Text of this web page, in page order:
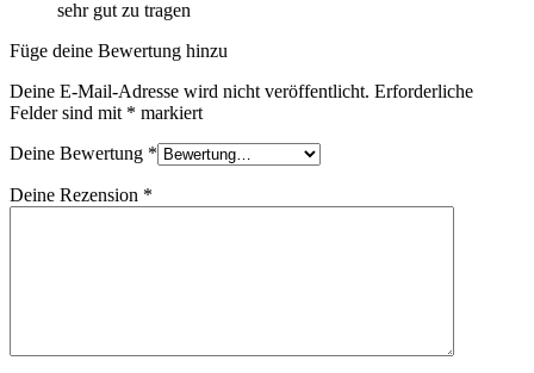
sehr gut zu tragen
Füge deine Bewertung hinzu
Deine E-Mail-Adresse wird nicht veröffentlicht. Erforderliche
Felder sind mit * markiert
Deine Bewertung *
Deine Rezension *